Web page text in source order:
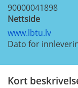
90000041898
Nettside
www.lbtu.lv
Dato for
Kort